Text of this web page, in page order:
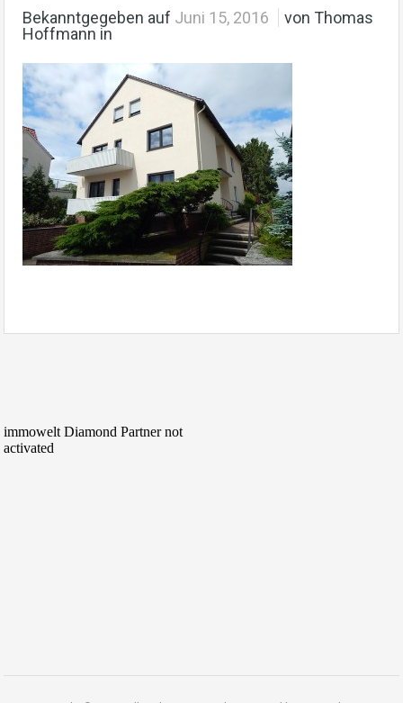
Bekanntgegeben auf Juni 15, 2016
von Thomas
Hoffmann in